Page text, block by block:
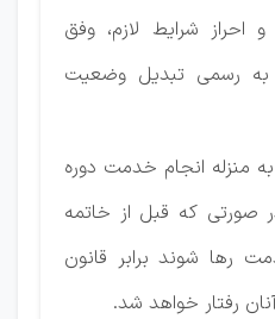
احراز شرایط لازم، وفق
به رسمی تبدیل وضعیت
منزله انجام خدمت دوره
صورتی که قبل از خاتمه
رها شوند برابر قانون
رفتار خواهد شد.